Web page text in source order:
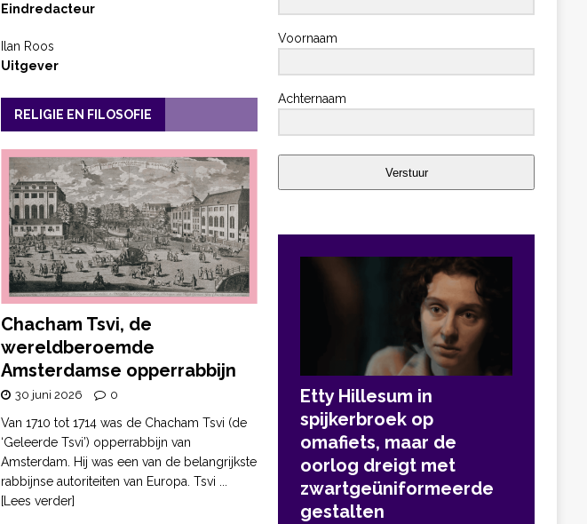
Eindredacteur
Ilan Roos
Uitgever
RELIGIE EN FILOSOFIE
Chacham Tsvi, de
wereldberoemde
Amsterdamse opperrabbijn
30 juni 2026 0
Van 1710 tot 1714 was de Chacham Tsvi (de
‘Geleerde Tsvi’) opperrabbijn van
Amsterdam. Hij was een van de belangrijkste
rabbijnse autoriteiten van Europa. Tsvi
[Lees verder]
Voornaam
Achternaam
Verstuur
Etty Hillesum in
spijkerbroek op
omafiets, maar de
oorlog dreigt met
zwartgeüniformeerde
gestalten